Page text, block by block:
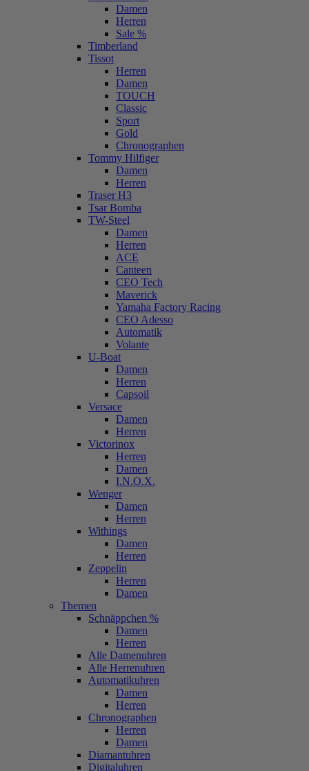
Damen
Herren
Sale %
Timberland
Tissot
Herren
Damen
TOUCH
Classic
Sport
Gold
Chronographen
Tommy Hilfiger
Damen
Herren
Traser H3
Tsar Bomba
TW-Steel
Damen
Herren
ACE
Canteen
CEO Tech
Maverick
Yamaha Factory Racing
CEO Adesso
Automatik
Volante
U-Boat
Damen
Herren
Capsoil
Versace
Damen
Herren
Victorinox
Herren
Damen
I.N.O.X.
Wenger
Damen
Herren
Withings
Damen
Herren
Zeppelin
Herren
Damen
Themen
Schnäppchen %
Damen
Herren
Alle Damenuhren
Alle Herrenuhren
Automatikuhren
Damen
Herren
Chronographen
Herren
Damen
Diamantuhren
Digitaluhren